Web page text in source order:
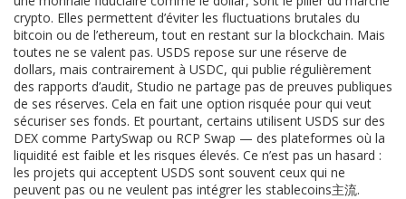
crypto. Elles permettent d’éviter les fluctuations brutales du
bitcoin ou de l’ethereum, tout en restant sur la blockchain. Mais
toutes ne se valent pas. USDS repose sur une réserve de
dollars, mais contrairement à USDC, qui publie régulièrement
des rapports d’audit, Studio ne partage pas de preuves publiques
de ses réserves. Cela en fait une option risquée pour qui veut
sécuriser ses fonds. Et pourtant, certains utilisent USDS sur des
DEX comme PartySwap ou RCP Swap — des plateformes où la
liquidité est faible et les risques élevés. Ce n’est pas un hasard :
les projets qui acceptent USDS sont souvent ceux qui ne
peuvent pas ou ne veulent pas intégrer les stablecoins主流.